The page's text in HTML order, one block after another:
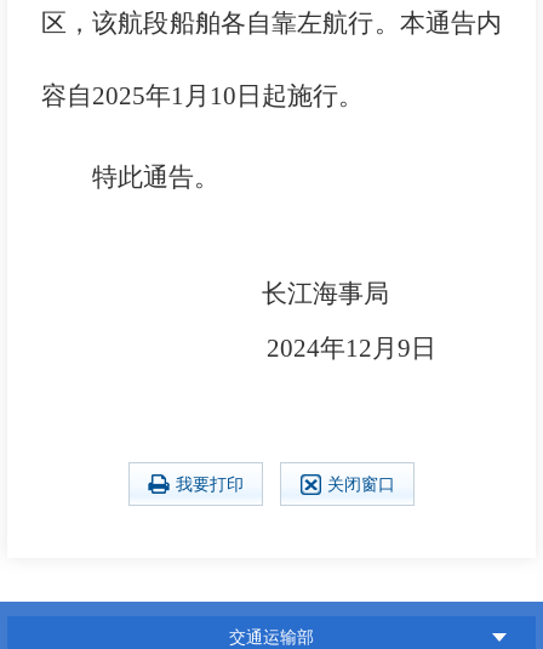
区，该航段船舶各自靠左航行。本通告内
容自2025年1月10日起施行。
特此通告。
长江海事局
2024年12月9日
我要打印 关闭窗口
交通运输部